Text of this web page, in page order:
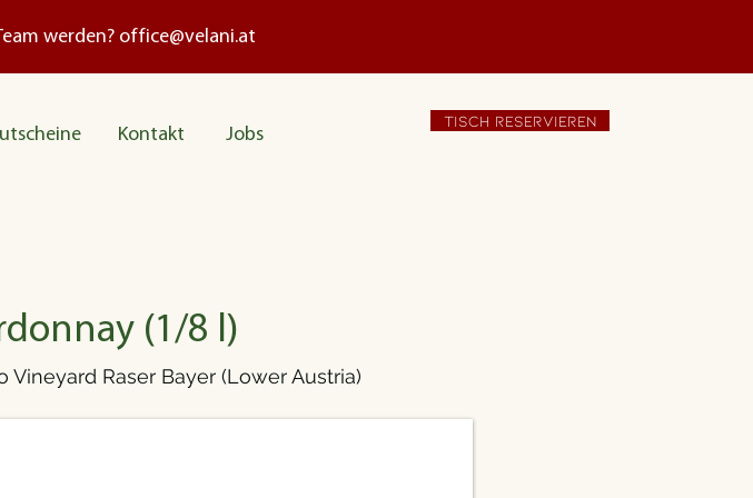
werden? office@velani.at
Kontakt Jobs
TISCH RESERVIEREN
(1/8 l)
Raser Bayer (Lower Austria)